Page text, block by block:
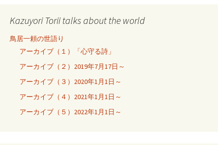
Kazuyori Torii talks about the world
鳥居一頼の世語り
アーカイブ（１）「心守る詩」
アーカイブ（２）2019年7月17日～
アーカイブ（３）2020年1月1日～
アーカイブ（４）2021年1月1日～
アーカイブ（５）2022年1月1日～